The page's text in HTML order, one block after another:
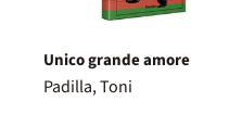
Unico grande amore
Padilla, Toni